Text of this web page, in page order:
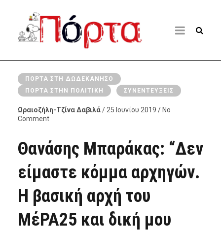
ΠΌΡΤΑ ΣΤΗ ΔΩΔΕΚΆΝΗΣΟ
ΠΌΡΤΑ ΣΤΗΝ ΠΟΛΙΤΙΚΉ
ΣΥΝΕΝΤΕΎΞΕΙΣ
Ωραιοζήλη-Τζίνα Δαβιλά/ 25 Ιουνίου 2019 / No
Comment
Θανάσης Μπαράκας: “Δεν
είμαστε κόμμα αρχηγών.
Η βασική αρχή του
ΜέΡΑ25 και δική μου